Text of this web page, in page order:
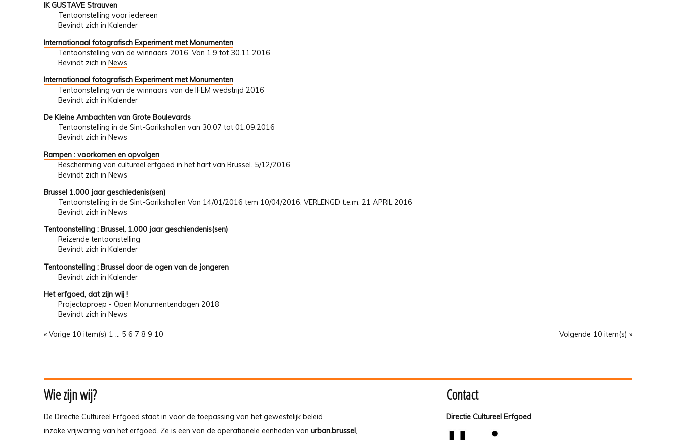
IK GUSTAVE Strauven
Tentoonstelling voor iedereen
Bevindt zich in Kalender
Internationaal fotografisch Experiment met Monumenten
Tentoonstelling van de winnaars 2016. Van 1.9 tot 30.11.2016
Bevindt zich in News
Internationaal fotografisch Experiment met Monumenten
Tentoonstelling van de winnaars van de IFEM wedstrijd 2016
Bevindt zich in Kalender
De Kleine Ambachten van Grote Boulevards
Tentoonstelling in de Sint-Gorikshallen van 30.07 tot 01.09.2016
Bevindt zich in News
Rampen : voorkomen en opvolgen
Bescherming van cultureel erfgoed in het hart van Brussel. 5/12/2016
Bevindt zich in News
Brussel 1.000 jaar geschiedenis(sen)
Tentoonstelling in de Sint-Gorikshallen Van 14/01/2016 tem 10/04/2016. VERLENGD t.e.m. 21 APRIL 2016
Bevindt zich in News
Tentoonstelling : Brussel, 1.000 jaar geschiendenis(sen)
Reizende tentoonstelling
Bevindt zich in Kalender
Tentoonstelling : Brussel door de ogen van de jongeren
Bevindt zich in Kalender
Het erfgoed, dat zijn wij !
Projectoproep - Open Monumentendagen 2018
Bevindt zich in News
« Vorige 10 item(s) Volgende 10 item(s) »
1 ... 5 6 7 8 9 10
Wie zijn wij?
De Directie Cultureel Erfgoed staat in voor de toepassing van het gewestelijk beleid
inzake vrijwaring van het erfgoed. Ze is een van de operationele eenheden van urban.brussel,
Contact
Directie Cultureel Erfgoed